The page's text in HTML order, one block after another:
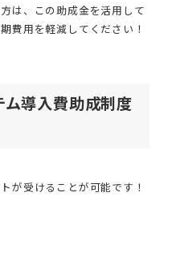
は、この助成金を活用して
費用を軽減してください！
導入費助成制度
が受けることが可能です！